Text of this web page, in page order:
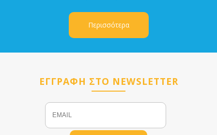
Περισσότερα
ΕΓΓΡΑΦΗ ΣΤΟ NEWSLETTER
Email